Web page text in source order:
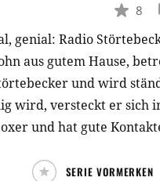
8
genial: Radio
aus gutem Hause,
und wird
wird, versteckt er sich
und hat gute
Produzent der Band
SERIE VORMERKEN